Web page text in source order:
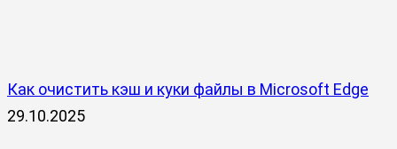
Как очистить кэш и куки файлы в Microsoft Edge
29.10.2025